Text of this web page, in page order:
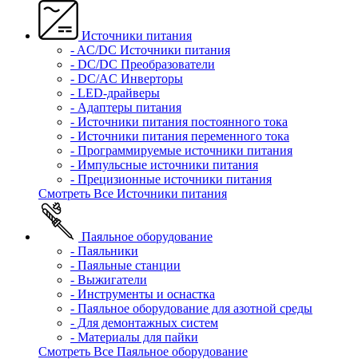
Источники питания
- AC/DC Источники питания
- DC/DC Преобразователи
- DC/AC Инверторы
- LED-драйверы
- Адаптеры питания
- Источники питания постоянного тока
- Источники питания переменного тока
- Программируемые источники питания
- Импульсные источники питания
- Прецизионные источники питания
Смотреть Все Источники питания
Паяльное оборудование
- Паяльники
- Паяльные станции
- Выжигатели
- Инструменты и оснастка
- Паяльное оборудование для азотной среды
- Для демонтажных систем
- Материалы для пайки
Смотреть Все Паяльное оборудование